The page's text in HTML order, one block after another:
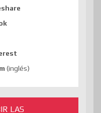
(inglés)
LAS